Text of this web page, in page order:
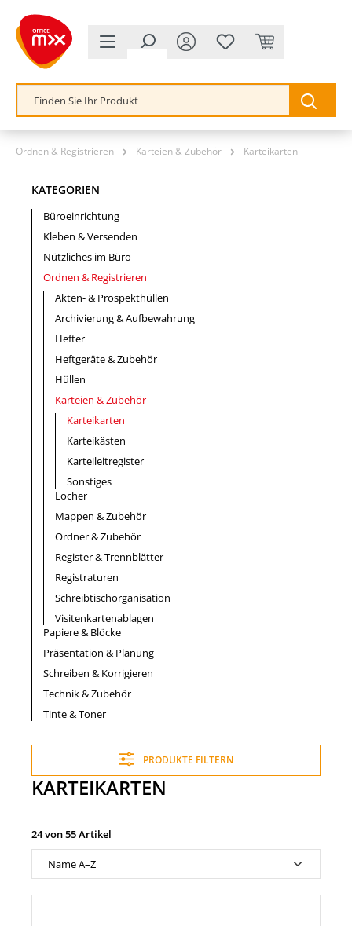
springen
Ordnen & Registrieren Karteien & Zubehör Karteikarten
KATEGORIEN
Büroeinrichtung
Kleben & Versenden
Nützliches im Büro
Ordnen & Registrieren
Akten- & Prospekthüllen
Archivierung & Aufbewahrung
Hefter
Heftgeräte & Zubehör
Hüllen
Karteien & Zubehör
Karteikarten
Karteikästen
Karteileitregister
Sonstiges
Locher
Mappen & Zubehör
Ordner & Zubehör
Register & Trennblätter
Registraturen
Schreibtischorganisation
Visitenkartenablagen
Papiere & Blöcke
Präsentation & Planung
Schreiben & Korrigieren
Technik & Zubehör
Tinte & Toner
PRODUKTE FILTERN
KARTEIKARTEN
24 von 55 Artikel